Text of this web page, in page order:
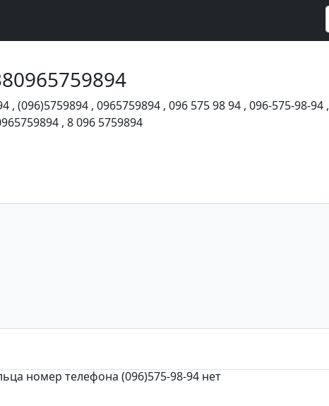
, (096)5759894 , 0965759894 , 096 575 98 94 , 096-575-98-94 ,
, 8 096 5759894
номер телефона (096)575-98-94 нет